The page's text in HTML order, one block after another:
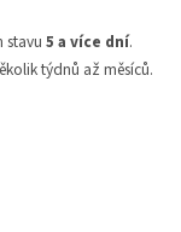
stavu 5 a více dní.
týdnů až měsíců.